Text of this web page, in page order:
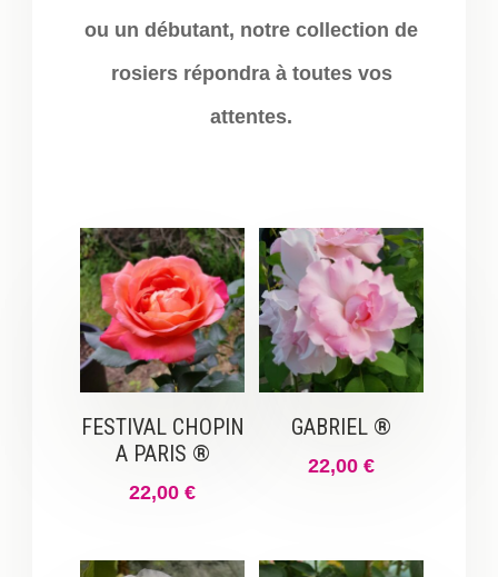
ou un débutant, notre collection de
rosiers répondra à toutes vos
attentes.
FESTIVAL CHOPIN
A PARIS ®
22,00€
GABRIEL ®
22,00 €